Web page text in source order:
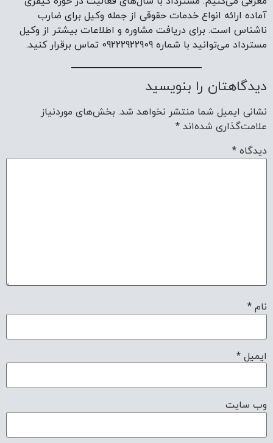
آماده ارائه انواع خدمات حقوقی از جمله وکیل برای ضارب
ناشناس است. برای دریافت مشاوره و اطلاعات بیشتر از وکیل
مسترداد می‌توانید با شماره 09222922909 تماس برقرار کنید.
دیدگاهتان را بنویسید
نشانی ایمیل شما منتشر نخواهد شد. بخش‌های موردنیاز
علامت‌گذاری شده‌اند *
دیدگاه *
نام *
ایمیل *
وب‌ سایت